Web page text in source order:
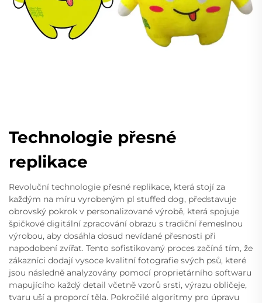
Technologie přesné
replikace
Revoluční technologie přesné replikace, která stojí za
každým na míru vyrobeným pl stuffed dog, představuje
obrovský pokrok v personalizované výrobě, která spojuje
špičkové digitální zpracování obrazu s tradiční řemeslnou
výrobou, aby dosáhla dosud nevídané přesnosti při
napodobení zvířat. Tento sofistikovaný proces začíná tím, že
zákazníci dodají vysoce kvalitní fotografie svých psů, které
jsou následně analyzovány pomocí proprietárního softwaru
mapujícího každý detail včetně vzorů srsti, výrazu obličeje,
tvaru uší a proporcí těla. Pokročilé algoritmy pro úpravu